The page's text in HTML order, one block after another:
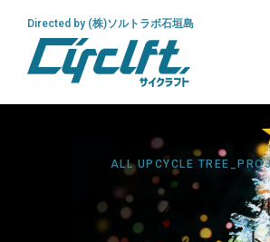
Directed by (株)ソルトラボ石垣島
ALL UPCYCLE
オールアップサイク